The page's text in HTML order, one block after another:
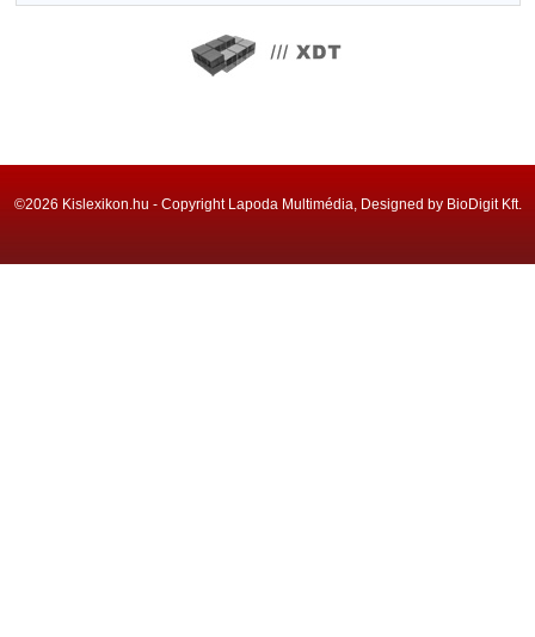
©2026 Kislexikon.hu - Copyright Lapoda Multimédia, Designed by BioDigit Kft.